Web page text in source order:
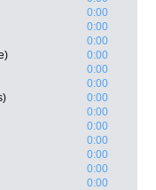
0:00
0:00
0:00
0:00
0:00
0:00
0:00
0:00
0:00
0:00
0:00
0:00
0:00